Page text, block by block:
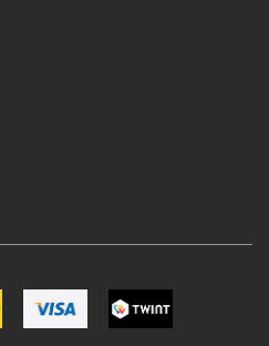
Image VISAImage TWINT